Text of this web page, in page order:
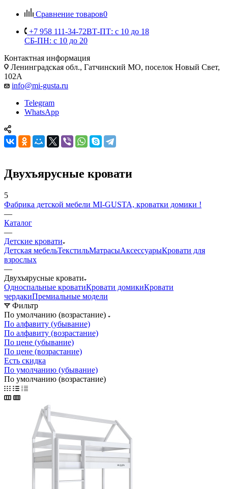
Сравнение товаров0
+7 958 111-34-72ВТ-ПТ: с 10 до 18
СБ-ПН: с 10 до 20
Контактная информация
Ленинградская обл., Гатчинский МО, поселок Новый Свет,
102А
info@mi-gusta.ru
Telegram
WhatsApp
Двухъярусные кровати
5
Фабрика детской мебели MI-GUSTA, кроватки домики !
—
Каталог
—
Детские кровати
Детская мебельТекстильМатрасыАксессуарыКровати для
взрослых
—
Двухъярусные кровати
Односпальные кроватиКровати домикиКровати
чердакиПремиальные модели
Фильтр
По умолчанию (возрастание)
По алфавиту (убывание)
По алфавиту (возрастание)
По цене (убывание)
По цене (возрастание)
Есть скидка
По умолчанию (убывание)
По умолчанию (возрастание)